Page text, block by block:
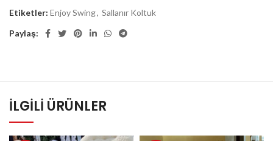
Etiketler: Enjoy Swing, Sallanır Koltuk
Paylaş:
İLGILI ÜRÜNLER